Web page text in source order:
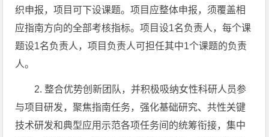
织申报，项目可下设课题。项目应整体申报，须覆盖相
应指南方向的全部考核指标。项目设1名负责人，每个课
题设1名负责人，项目负责人可担任其中1个课题的负责
人。
2. 整合优势创新团队，并积极吸纳女性科研人员参
与项目研发，聚焦指南任务，强化基础研究、共性关键
技术研发和典型应用示范各项任务间的统筹衔接，集中